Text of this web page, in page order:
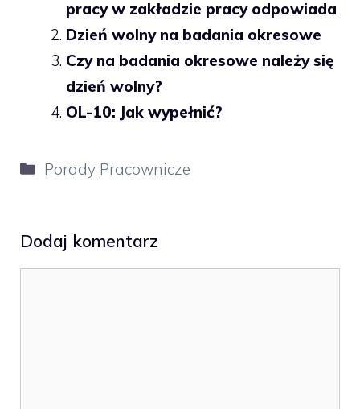
pracy w zakładzie pracy odpowiada
Dzień wolny na badania okresowe
Czy na badania okresowe należy się
dzień wolny?
OL-10: Jak wypełnić?
Kategorie
Porady Pracownicze
Dodaj komentarz